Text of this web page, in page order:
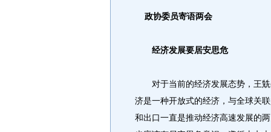
政协委员寄语两会
经济发展要居安思危
对于当前的经济发展态势，王兟
济是一种开放式的经济，与全球关
和出口一直是推动经济高速发展的